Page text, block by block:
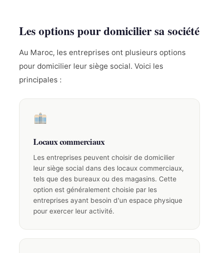
Les options pour domicilier sa société
Au Maroc, les entreprises ont plusieurs options
pour domicilier leur siège social. Voici les
principales :
Locaux commerciaux
Les entreprises peuvent choisir de domicilier
leur siège social dans des locaux commerciaux,
tels que des bureaux ou des magasins. Cette
option est généralement choisie par les
entreprises ayant besoin d'un espace physique
pour exercer leur activité.